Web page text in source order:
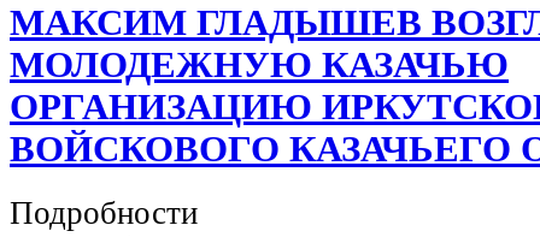
МАКСИМ ГЛАДЫШЕВ
МОЛОДЕЖНУЮ КАЗАЧЬЮ
ОРГАНИЗАЦИЮ
ВОЙСКОВОГО КАЗАЧЬЕГО
Подробности